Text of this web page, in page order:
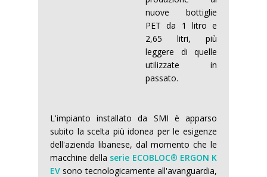
nuove bottiglie
PET da 1 litro e
2,65 litri, più
leggere di quelle
utilizzate in
passato.
L'impianto installato da SMI è apparso
subito la scelta più idonea per le esigenze
dell'azienda libanese, dal momento che le
macchine della serie ECOBLOC® ERGON K
EV sono tecnologicamente all'avanguardia,